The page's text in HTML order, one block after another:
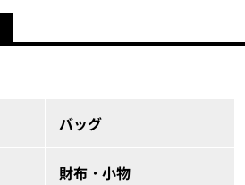
バッグ
財布・小物